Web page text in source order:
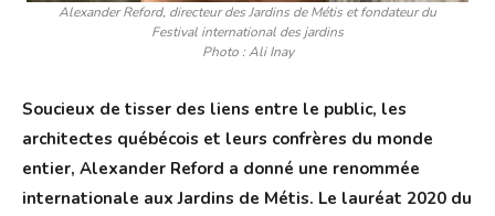
Alexander Reford, directeur des Jardins de Métis et fondateur du
Festival international des jardins
Photo : Ali Inay
Soucieux de tisser des liens entre le public, les
architectes québécois et leurs confrères du monde
entier, Alexander Reford a donné une renommée
internationale aux Jardins de Métis. Le lauréat 2020 du